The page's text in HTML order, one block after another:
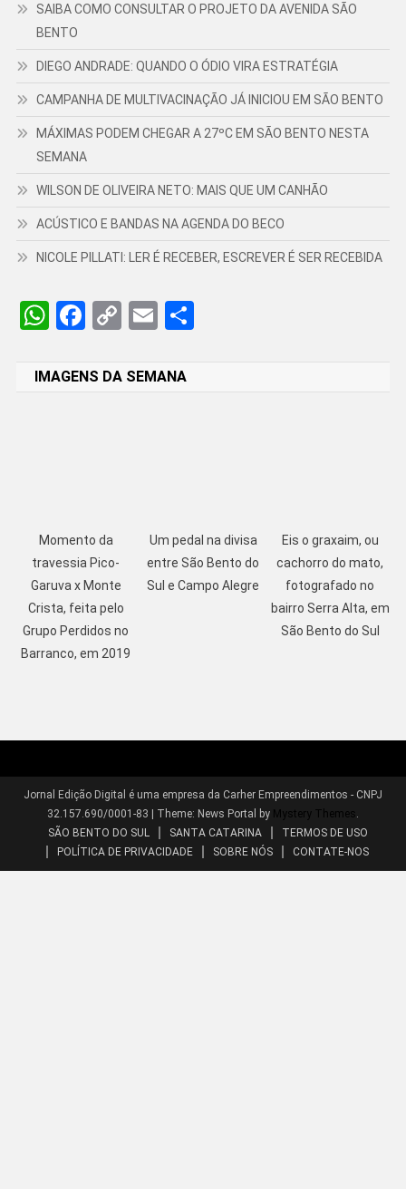
SAIBA COMO CONSULTAR O PROJETO DA AVENIDA SÃO
BENTO
DIEGO ANDRADE: QUANDO O ÓDIO VIRA ESTRATÉGIA
CAMPANHA DE MULTIVACINAÇÃO JÁ INICIOU EM SÃO BENTO
MÁXIMAS PODEM CHEGAR A 27ºC EM SÃO BENTO NESTA
SEMANA
WILSON DE OLIVEIRA NETO: MAIS QUE UM CANHÃO
ACÚSTICO E BANDAS NA AGENDA DO BECO
NICOLE PILLATI: LER É RECEBER, ESCREVER É SER RECEBIDA
WhatsApp
Facebook
CopyEmailShare
IMAGENS DA SEMANA
Momento da
travessia Pico-
Garuva x Monte
Crista, feita pelo
Grupo Perdidos no
Barranco, em 2019
Um pedal na divisa
entre São Bento do
Sul e Campo Alegre
Eis o graxaim, ou
cachorro do mato,
fotografado no
bairro Serra Alta, em
São Bento do Sul
Jornal Edição Digital é uma empresa da Carher Empreendimentos - CNPJ
32.157.690/0001-83 | Theme: News Portal by Mystery Themes .
SÃO BENTO DO SUL
SANTA CATARINA
TERMOS DE USO
POLÍTICA DE PRIVACIDADE
SOBRE NÓS CONTATE-NOS